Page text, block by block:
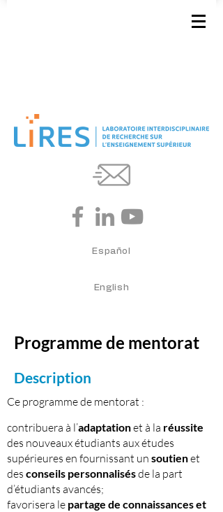
Español
English
Programme de mentorat
Description
Ce programme de mentorat :
contribuera à l’adaptationet à la réussite
des nouveaux étudiants aux études
supérieures en fournissant un soutienet
des conseils personnalisésde la part
d’étudiants avancés;
favorisera le partage de connaissances et